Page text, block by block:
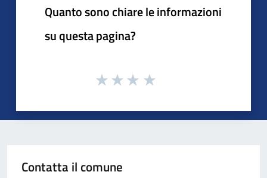
Quanto sono chiare le informazioni
su questa pagina?
Contatta il comune